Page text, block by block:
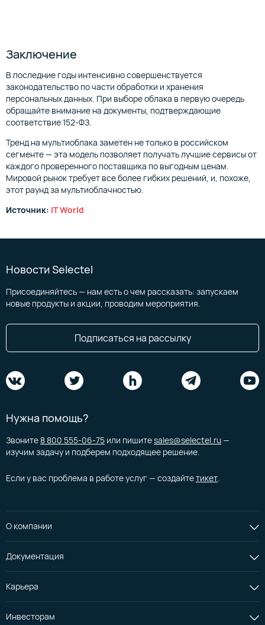
Заключение
В последние годы интенсивно совершенствуется
законодательство по части обработки и хранения
персональных данных. При выборе облака в первую очередь
обращайте внимание на документы, подтверждающие
соответствие 152-ФЗ.
Тренд на мультиоблака заметен не только в российском
сегменте — эта модель позволяет получать лучшие сервисы от
каждого проверенного поставщика по выгодным ценам.
Мировой рынок требует все более гибких решений, и, похоже,
этот раунд за мультиоблачностью.
Источник: IT World
Новости Selectel
Присоединяйтесь — нам есть о чем рассказать: запускаем
новые продукты и акции, проводим мероприятия.
Подписаться на рассылку
Нужна помощь?
Звоните 8 800 555-06-75 или пишитеsales@selectel.ru—
изучим задачу и подберем подходящее решение.
Если у вас проблема в работе услуг — создайтетикет
О компании
Документация
Карьера
Инвесторам